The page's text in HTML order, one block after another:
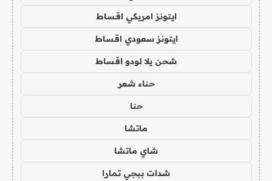
ايتونز امريكي اقساط
ايتونز سعودي اقساط
شحن يلا لودو اقساط
حناء شعر
حنا
ماتشا
شاي ماتشا
شدات ببجي تمارا